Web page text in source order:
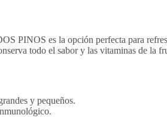
PINOS es la opción perfecta para
todo el sabor y las vitaminas de la
y pequeños.